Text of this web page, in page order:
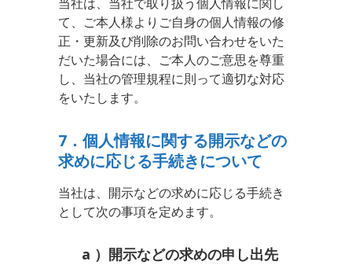
て、ご本人様よりご自身の個人情報の修
正・更新及び削除のお問い合わせをいた
だいた場合には、ご本人のご意思を尊重
し、当社の管理規程に則って適切な対応
をいたします。
7．個人情報に関する開示などの
求めに応じる手続きについて
当社は、開示などの求めに応じる手続き
として次の事項を定めます。
a ）開示などの求めの申し出先